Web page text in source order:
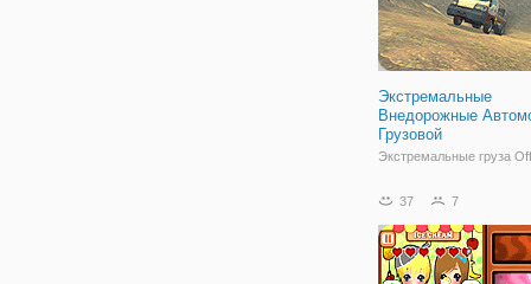
Экстремальные
Внедорожные
Грузовой
Экстремальные груза
великолепной
которая приведет вас
сложных условиях, и вы
завершить каждой
37 7